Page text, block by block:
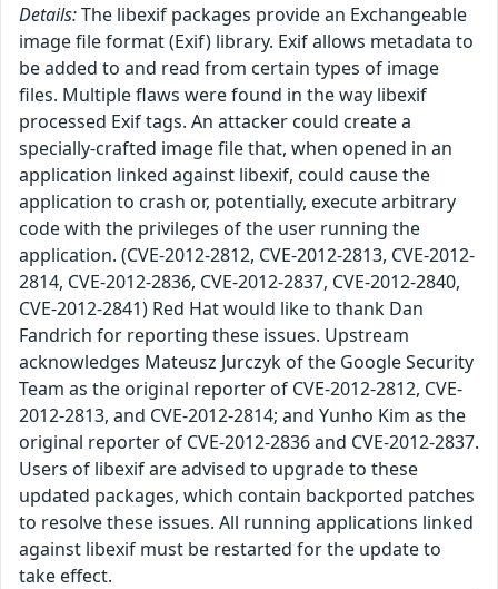
Details:The libexif packages provide an Exchangeable
image file format (Exif) library. Exif allows metadata to
be added to and read from certain types of image
files. Multiple flaws were found in the way libexif
processed Exif tags. An attacker could create a
specially-crafted image file that, when opened in an
application linked against libexif, could cause the
application to crash or, potentially, execute arbitrary
code with the privileges of the user running the
application. (CVE-2012-2812, CVE-2012-2813, CVE-2012-
2814, CVE-2012-2836, CVE-2012-2837, CVE-2012-2840,
CVE-2012-2841) Red Hat would like to thank Dan
Fandrich for reporting these issues. Upstream
acknowledges Mateusz Jurczyk of the Google Security
Team as the original reporter of CVE-2012-2812, CVE-
2012-2813, and CVE-2012-2814; and Yunho Kim as the
original reporter of CVE-2012-2836 and CVE-2012-2837.
Users of libexif are advised to upgrade to these
updated packages, which contain backported patches
to resolve these issues. All running applications linked
against libexif must be restarted for the update to
take effect.